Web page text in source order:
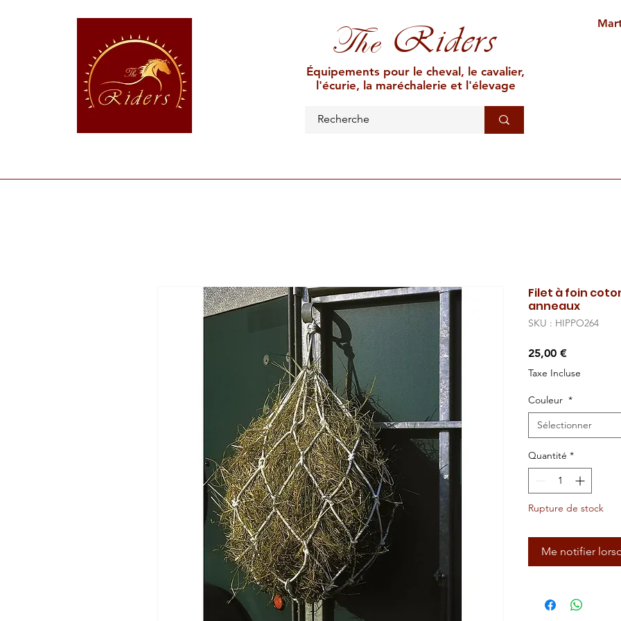
TheRiders
Équipements pour le cheval, le cavalier,
l'écurie, la maréchalerie et l'élevage
Filet à foin
anneaux
SKU : HIPPO264
25,00 €Prix
Taxe Incluse
Couleur *
Sélectionner
Quantité *
Rupture de stock
Me notifier